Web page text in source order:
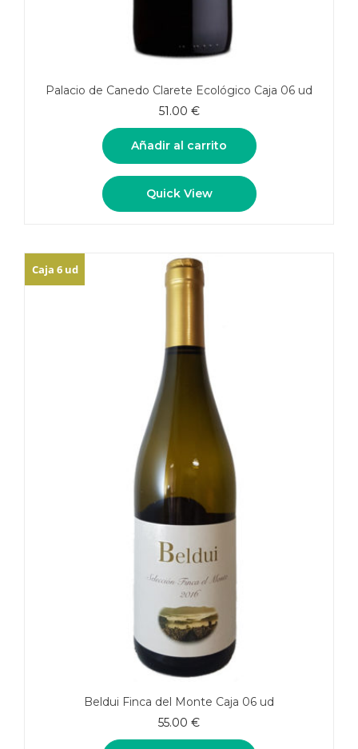
Palacio de Canedo Clarete Ecológico Caja 06 ud
51.00 €
Añadir al carrito
Quick View
Caja 6 ud
Beldui Finca del Monte Caja 06 ud
55.00 €